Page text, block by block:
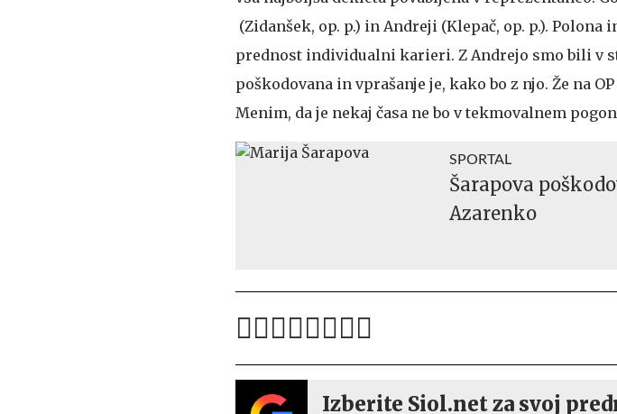
(Zidanšek, op. p.) in Andreji (Klepač, op. p.). Polona
prednost individualni karieri. Z Andrejo smo bili v
poškodovana in vprašanje je, kako bo z njo. Že na
Menim, da je nekaj časa ne bo v tekmovalnem
SPORTAL
Šarapova
Azarenko
Izberite Siol.net za svoj